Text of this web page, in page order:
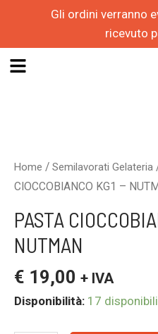
Gli ordini verranno
ricevuto
contenuto
Home / Semilavorati Gelateria
CIOCCOBIANCO KG1 –
PASTA
NUTMAN
€ 19,00 + IVA
Disponibilità: 17 disponibili
KG1
-
quantità